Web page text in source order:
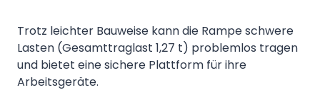
Trotz leichter Bauweise kann die Rampe schwere
Lasten (Gesamttraglast 1,27 t) problemlos tragen
und bietet eine sichere Plattform für ihre
Arbeitsgeräte.